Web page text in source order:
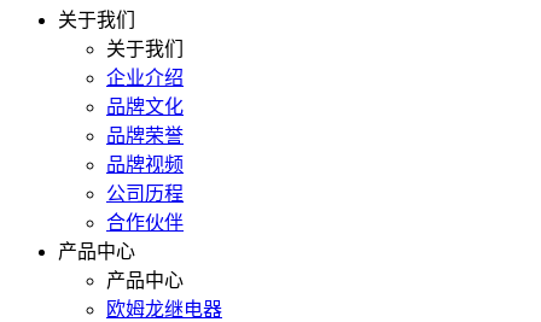
关于我们
关于我们
企业介绍
品牌文化
品牌荣誉
品牌视频
公司历程
合作伙伴
产品中心
产品中心
欧姆龙继电器